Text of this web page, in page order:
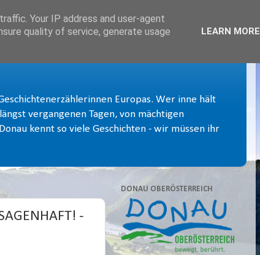
Europas. Wer inne hält
vergangenen Tagen, von mächtigen
kennt so viele Geschichten - wir müssen ihr
-
DONAU OBERÖSTERREICH
Your IP address and user-agent
quality of service, generate usage
LEARN MORE